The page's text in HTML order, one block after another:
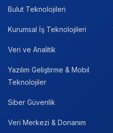
Bulut Teknolojileri
Kurumsal İş Teknolojileri
Veri ve Analitik
Yazılım Geliştirme & Mobil
Teknolojiler
Siber Güvenlik
Veri Merkezi & Donanım